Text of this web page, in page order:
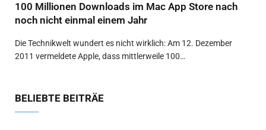
100 Millionen Downloads im Mac App Store nach
noch nicht einmal einem Jahr
Die Technikwelt wundert es nicht wirklich: Am 12. Dezember
2011 vermeldete Apple, dass mittlerweile 100…
BELIEBTE BEITRÄE